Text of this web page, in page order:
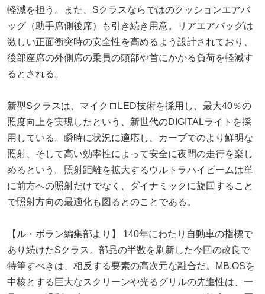
軽減を担う。また、Sクラスならではのクッションエアバ
ッグ（助手席側後席）も引き続き用意。リアエアバッグは
激しい正面衝突時の安全性を高めるよう設計されており、
後部座席の外側席の乗員の頭部や首にかかる負荷を軽減す
るとされる。
新型Sクラスは、マイクロLED技術を採用し、最大40％の
照度向上を実現したという、新世代のDIGITALライトを採
用している。瞬時に状況に適応し、カーブでのより鮮明な
照射、そして高い効率性によって安全に夜間の走行を楽し
めるという。照射距離を拡大するウルトラハイビームは単
に前方への照射だけでなく、ダイナミックに旋回すること
で照射方向の最適化も図るとのことである。
【ル・ボラン編集部より】 140年にわたり自動車の指標で
あり続けたSクラス。部品の半数を刷新した今回の改良で
特筆すべきは、相反する要素の高次元な融合だ。MB.OSを
中核とする巨大なスクリーンや光るグリルの先進性は、一